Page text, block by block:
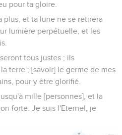
pour ta gloire.
plus, et ta lune ne se retirera
lumière perpétuelle, et les
tous justes ; ils
terre ; [savoir] le germe de mes
pour y être glorifié.
mille [personnes], et la
forte. Je suis l'Eternel, je